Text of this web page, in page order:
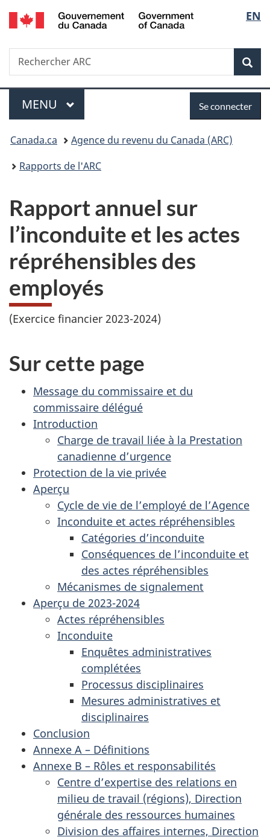
Passer
au
Passer
à
du
Passer
à
simplifiée
de
la
EN
Recherche
Rechercher
ARC
Menu
MENU PRINCIPAL
connecter
Se connecter
Vous
êtes
Canada.ca
Agence du revenu du Canada (ARC)
Rapports de l'ARC
Rapport annuel sur
l’inconduite et les actes
répréhensibles des
employés
(Exercice financier 2023-2024)
Sur cette page
Message du commissaire et du
commissaire délégué
Introduction
Charge de travail liée à la Prestation
canadienne d’urgence
Protection de la vie privée
Aperçu
Cycle de vie de l’employé de l’Agence
Inconduite et actes répréhensibles
Catégories d’inconduite
Conséquences de l’inconduite et
des actes répréhensibles
Mécanismes de signalement
Aperçu de 2023-2024
Actes répréhensibles
Inconduite
Enquêtes administratives
complétées
Processus disciplinaires
Mesures administratives et
disciplinaires
Conclusion
Annexe A – Définitions
Annexe B – Rôles et responsabilités
Centre d’expertise des relations en
milieu de travail (régions), Direction
générale des ressources humaines
Division des affaires internes, Direction